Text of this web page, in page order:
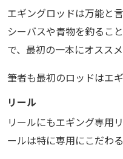
エギングロッドは万能と
シーバスや青物を釣るこ
で、最初の一本にオススメ
筆者も最初のロッドはエ
リール
リールにもエギング専用
ールは特に専用にこだわ